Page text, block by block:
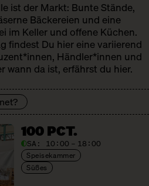
ist der Markt: Bunte Stände,
Bäckereien und eine
im Keller und offene Küchen.
findest Du hier eine variierend
Händler*innen und
wann da ist, erfährst du hier.
100 PCT.
SA: 10:00 – 18:00
Speisekammer
Süßes